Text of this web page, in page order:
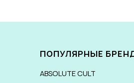
ПОПУЛЯРНЫЕ
ABSOLUTE CULT